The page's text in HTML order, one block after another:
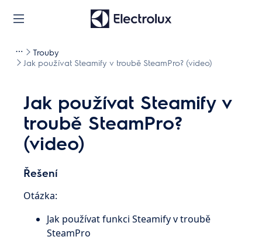
Trouby
Jak používat Steamify v troubě SteamPro? (video)
Jak používat Steamify v
troubě SteamPro?
(video)
Řešení
Otázka:
Jak používat funkci Steamify v troubě
SteamPro